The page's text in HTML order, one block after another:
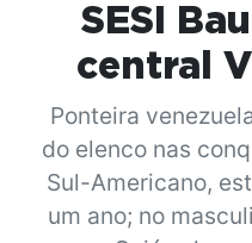
SESI
central
Ponteira
do elenco nas
Sul-Americano,
um ano; no